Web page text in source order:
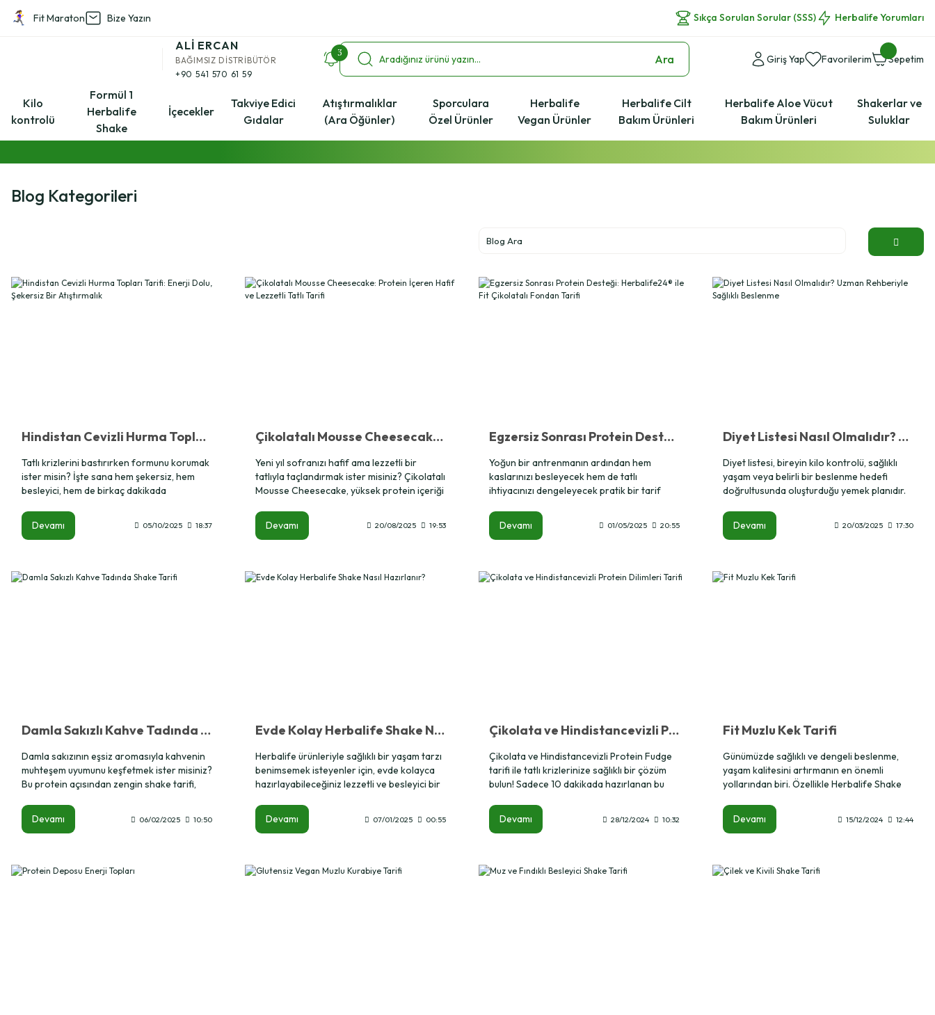
Fit Maraton Bize Yazın Sıkça Sorulan Sorular (SSS) Herbalife Yorumları
ALİ ERCAN
BAĞIMSIZ DİSTRİBÜTÖR
+90 541 570 61 59
3 Ara Giriş Yap Favorilerim Sepetim
Kilo
kontrolü
Formül 1
Herbalife
Shake
İçecekler
Takviye Edici
Gıdalar
Atıştırmalıklar
(Ara Öğünler)
Sporculara
Özel Ürünler
Herbalife
Vegan Ürünler
Herbalife Cilt
Bakım Ürünleri
Herbalife Aloe Vücut
Bakım Ürünleri
Shakerlar ve
Suluklar
2000 ₺ ve Üzeri Alışverişlerde Kargo Bedava!
Aşağı Kilo Kontrol Setleri
Blog Kategorileri
Hindistan Cevizli Hurma Topları Tarifi: Enerji Dolu, Şekersiz Bir Atıştırmalık
Tatlı krizlerini bastırırken formunu korumak
ister misin? İşte sana hem şekersiz, hem
besleyici, hem de birkaç dakikada
hurma topları tarifi! Bu tarif, bitkisel
proteinle zenginleştirilmiş yapısı sayesinde
tutar.
Devamı 05/10/2025 18:37
Çikolatalı Mousse Cheesecake: Protein İçeren Hafif ve Lezzetli Tatlı Tarifi
Yeni yıl sofranızı hafif ama lezzetli bir
tatlıyla taçlandırmak ister misiniz? Çikolatalı
Mousse Cheesecake, yüksek protein içeriği
karşılamak için ideal bir seçenek. Üstelik
porsiyon başına yalnızca 182 kcal ve 8 gram
formülüyle hem diyet dostu hem de çok
Devamı 20/08/2025 19:53
Egzersiz Sonrası Protein Desteği: Herbalife24® ile Fit Çikolatalı Fondan Tarifi
Yoğun bir antrenmanın ardından hem
kaslarınızı besleyecek hem de tatlı
ihtiyacınızı dengeleyecek pratik bir tarif
zengini çikolatalı fondan, Herbalife24® RB
ProMax ile hem lezzetli hem de dengeli bir
kolayca hazırlayabilirsiniz.
Devamı 01/05/2025 20:55
Diyet Listesi Nasıl Olmalıdır? Uzman Rehberiyle Sağlıklı Beslenme
Diyet listesi, bireyin kilo kontrolü, sağlıklı
yaşam veya belirli bir beslenme hedefi
doğrultusunda oluşturduğu yemek planıdır.
ihtiyacına ve sağlık durumuna göre
düzenlenmelidir.
Devamı 20/03/2025 17:30
Damla Sakızlı Kahve Tadında Shake Tarifi
Damla sakızının eşsiz aromasıyla kahvenin
muhteşem uyumunu keşfetmek ister misiniz?
Bu protein açısından zengin shake tarifi,
harika bir seçenektir.
Devamı 06/02/2025 10:50
Evde Kolay Herbalife Shake Nasıl Hazırlanır?
Herbalife ürünleriyle sağlıklı bir yaşam tarzı
benimsemek isteyenler için, evde kolayca
hazırlayabileceğiniz lezzetli ve besleyici bir
kilo kontrolü hedeflerinize destek olurken,
günlük beslenmenize de katkı sağlayacaktır.
Devamı 07/01/2025 00:55
Çikolata ve Hindistancevizli Protein Dilimleri Tarifi
Çikolata ve Hindistancevizli Protein Fudge
tarifi ile tatlı krizlerinize sağlıklı bir çözüm
bulun! Sadece 10 dakikada hazırlanan bu
lezzetli bir alternatif sunuyor
Devamı 28/12/2024 10:32
Fit Muzlu Kek Tarifi
Günümüzde sağlıklı ve dengeli beslenme,
yaşam kalitesini artırmanın en önemli
yollarından biri. Özellikle Herbalife Shake
lezzet hem de sağlık katıyor. Bu yazıda,
Herbalife Shake kullanarak
tatlı krizlerini sağlıklı bir şekilde bastırmak
Devamı 15/12/2024 12:44